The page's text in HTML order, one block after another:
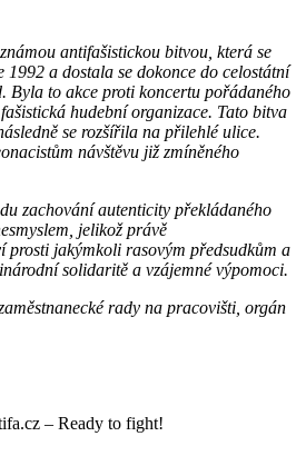
antifašistickou bitvou, která se
a dostala se dokonce do celostátní
Byla to akce proti koncertu pořádaného
hudební organizace. Tato bitva
se rozšířila na přilehlé ulice.
návštěvu již zmíněného
zachování autenticity překládaného
jelikož právě
prosti jakýmkoli rasovým předsudkům a
solidaritě a vzájemné výpomoci.
rady na pracovišti, orgán
– Ready to fight!